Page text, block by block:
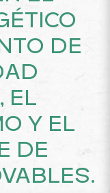
DE
EL
Y EL
DE